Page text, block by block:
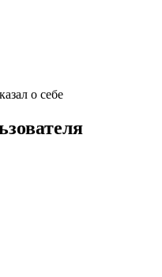
о себе